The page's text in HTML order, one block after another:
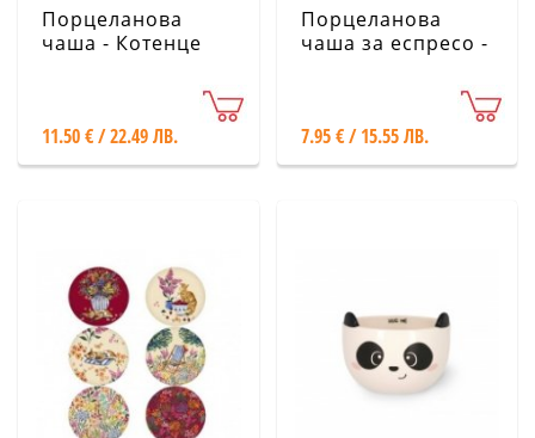
Порцеланова
чаша - Котенце
11.50 € / 22.49 ЛВ.
Порцеланова
чаша за еспресо -
7.95 € / 15.55 ЛВ.